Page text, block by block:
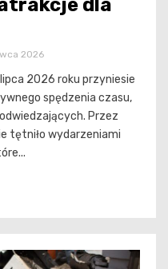
dla
2026
2026 roku przyniesie
spędzenia czasu,
Przez
tętniło wydarzeniami